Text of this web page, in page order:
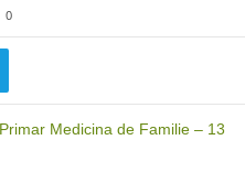
0
Medicina de Familie – 13